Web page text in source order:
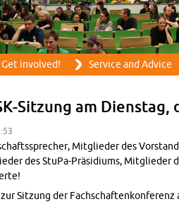
Get in­volved! Ser­vice and Ad­vice
Sitzung am
Mit­glieder des
des StuPa-Präsid­i­ums, Mit­glieder
Sitzung der Fach­schaftenkon­ferenz